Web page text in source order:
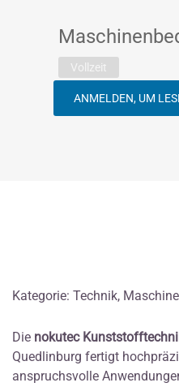
Vollzeit
ANMELDEN, UM
Kategorie: Technik,
Die nokutec
Quedlinburg fertigt
anspruchsvolle